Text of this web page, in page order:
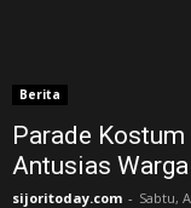
Berita
Parade
Antusias
sijoritoday.com - Sabtu,